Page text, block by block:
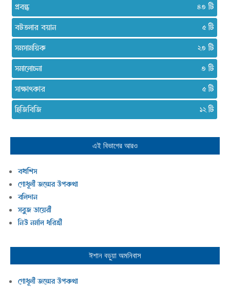
প্রবন্ধ
৪৩
বটতলার বয়ান
৫
সমসাময়িক
২৩
সমালোচনা
৩
সাক্ষাৎকার
৫
হিজিবিজি
১২
এই বিভাগের আরও
বখশিস
গোধূলী জন্মের উপকথা
বলিদান
সবুজ ডায়েরী
নিউ নর্মাল ধরিত্রী
ঈশান বড়ুয়া অমনিবাস
গোধূলী জন্মের উপকথা